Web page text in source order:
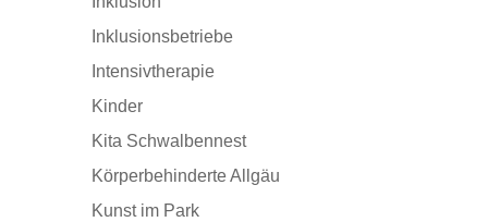
Inklusionsbetriebe
Intensivtherapie
Kinder
Kita Schwalbennest
Körperbehinderte Allgäu
Kunst im Park